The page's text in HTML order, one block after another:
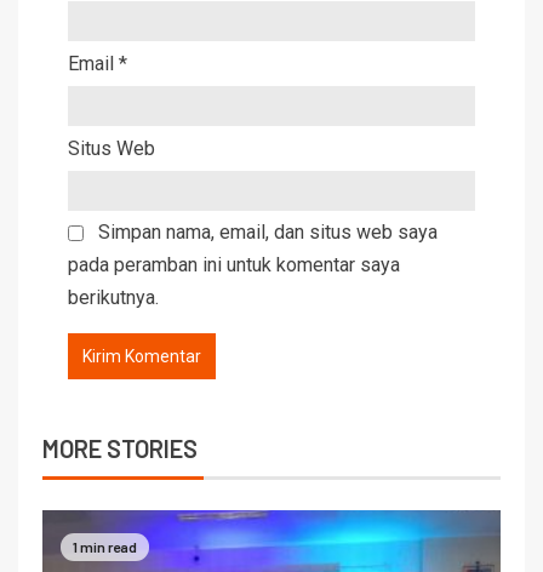
Email *
Situs Web
Simpan nama, email, dan situs web saya
pada peramban ini untuk komentar saya
berikutnya.
MORE STORIES
1 min read